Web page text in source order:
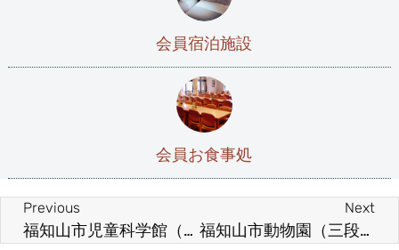
会員宿泊施設
会員お食事処
Previous
福知山市児童科学館（三段池公園）
Next
福知山市動物園（三段池ラビハウス動物園）